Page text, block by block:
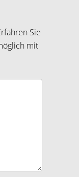
Sie
mit